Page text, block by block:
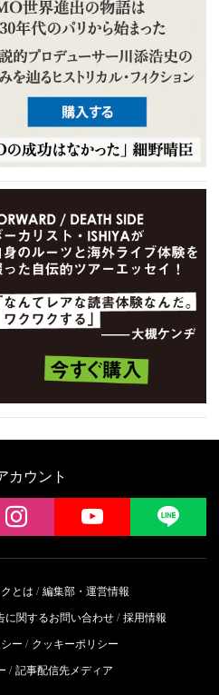
カウント
instagram YouTube
とは
編集部・運営情報
に関するお問い合わせ 採用情報
ー
クッキーポリシー
記事配信先メディア